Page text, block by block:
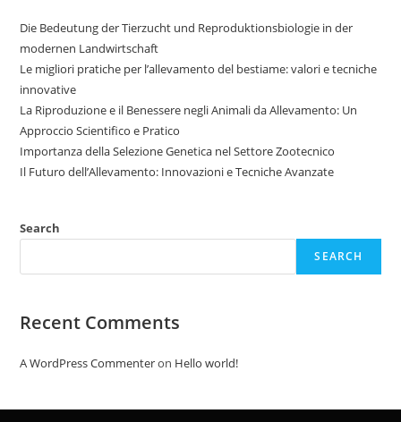
Die Bedeutung der Tierzucht und Reproduktionsbiologie in der
modernen Landwirtschaft
Le migliori pratiche per l’allevamento del bestiame: valori e tecniche
innovative
La Riproduzione e il Benessere negli Animali da Allevamento: Un
Approccio Scientifico e Pratico
Importanza della Selezione Genetica nel Settore Zootecnico
Il Futuro dell’Allevamento: Innovazioni e Tecniche Avanzate
Search
SEARCH
Recent Comments
A WordPress Commenteron Hello world!